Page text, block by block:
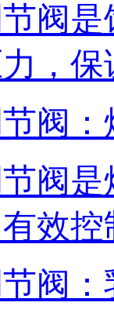
阀
，
阀
阀
效
阀